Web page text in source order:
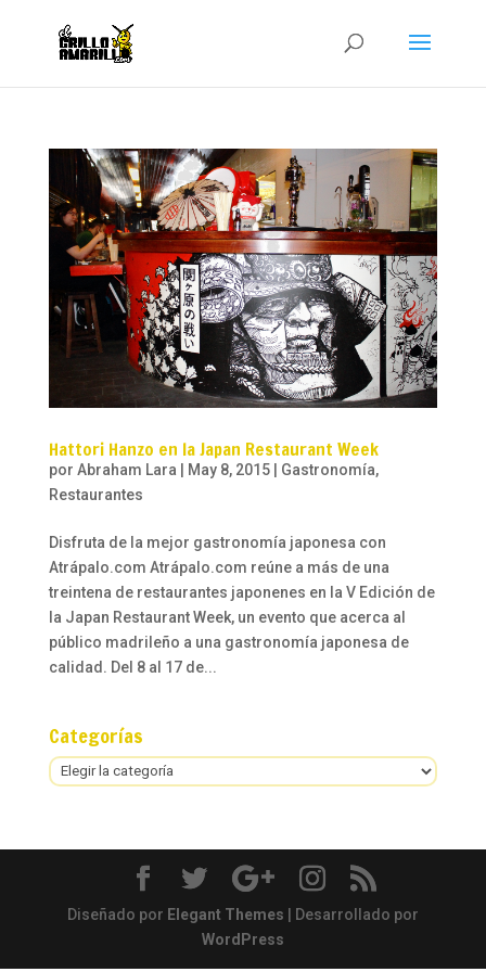
Hattori Hanzo en la Japan Restaurant Week
por Abraham Lara May 8, 2015| Gastronomía,
Restaurantes
Disfruta de la mejor gastronomía japonesa con
Atrápalo.com Atrápalo.com reúne a más de una
treintena de restaurantes japonenes en la V Edición de
la Japan Restaurant Week, un evento que acerca al
público madrileño a una gastronomía japonesa de
calidad. Del 8 al 17 de...
Categorías
Categorías
Diseñado por Elegant Themes | Desarrollado por
WordPress